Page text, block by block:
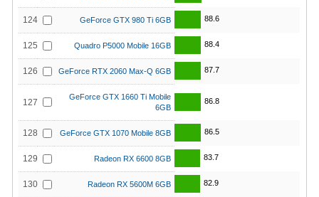
124 GeForce GTX 980 Ti 6GB 88.6
125 Quadro P5000 Mobile 16GB 88.4
126 GeForce RTX 2060 Max-Q 6GB 87.7
127
GeForce GTX 1660 Ti Mobile
6GB
86.8
128 GeForce GTX 1070 Mobile 8GB 86.5
129 Radeon RX 6600 8GB 83.7
130 Radeon RX 5600M 6GB 82.9